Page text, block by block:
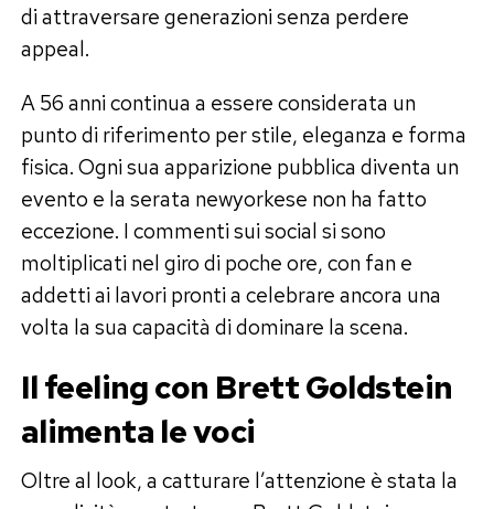
di attraversare generazioni senza perdere
appeal.
A 56 anni continua a essere considerata un
punto di riferimento per stile, eleganza e forma
fisica. Ogni sua apparizione pubblica diventa un
evento e la serata newyorkese non ha fatto
eccezione. I commenti sui social si sono
moltiplicati nel giro di poche ore, con fan e
addetti ai lavori pronti a celebrare ancora una
volta la sua capacità di dominare la scena.
Il feeling con Brett Goldstein
alimenta le voci
Oltre al look, a catturare l’attenzione è stata la